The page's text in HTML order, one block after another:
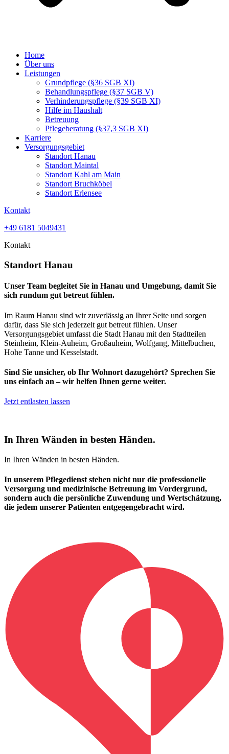
Home
Über uns
Leistungen
Grundpflege (§36 SGB XI)
Behandlungspflege (§37 SGB V)
Verhinderungspflege (§39 SGB XI)
Hilfe im Haushalt
Betreuung
Pflegeberatung (§37,3 SGB XI)
Karriere
Versorgungsgebiet
Standort Hanau
Standort Maintal
Standort Kahl am Main
Standort Bruchköbel
Standort Erlensee
Kontakt
+49 6181 5049431
Kontakt
Standort Hanau
Unser Team begleitet Sie in Hanau und Umgebung, damit Sie
sich rundum gut betreut fühlen.
Im Raum Hanau sind wir zuverlässig an Ihrer Seite und sorgen
dafür, dass Sie sich jederzeit gut betreut fühlen. Unser
Versorgungsgebiet umfasst die Stadt Hanau mit den Stadtteilen
Steinheim, Klein-Auheim, Großauheim, Wolfgang, Mittelbuchen,
Hohe Tanne und Kesselstadt.
Sind Sie unsicher, ob Ihr Wohnort dazugehört? Sprechen Sie
uns einfach an – wir helfen Ihnen gerne weiter.
Jetzt entlasten lassen
In Ihren Wänden in besten Händen.
In Ihren Wänden in besten Händen.
In unserem Pflegedienst stehen nicht nur die professionelle
Versorgung und medizinische Betreuung im Vordergrund,
sondern auch die persönliche Zuwendung und Wertschätzung,
die jedem unserer Patienten entgegengebracht wird.